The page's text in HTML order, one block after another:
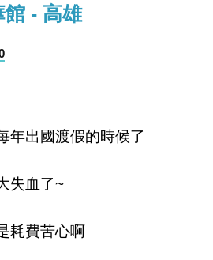
館 - 高雄
年出國渡假的時候了
失血了~
耗費苦心啊